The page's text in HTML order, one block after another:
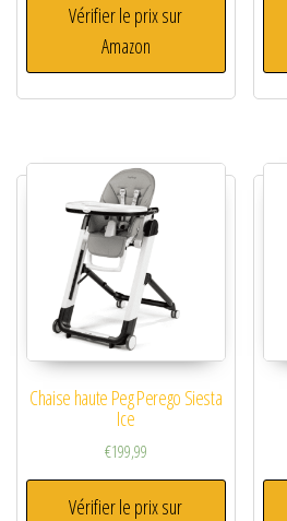
Vérifier le prix sur
Amazon
Chaise haute Peg Perego Siesta
Ice
€199,99
Vérifier le prix sur